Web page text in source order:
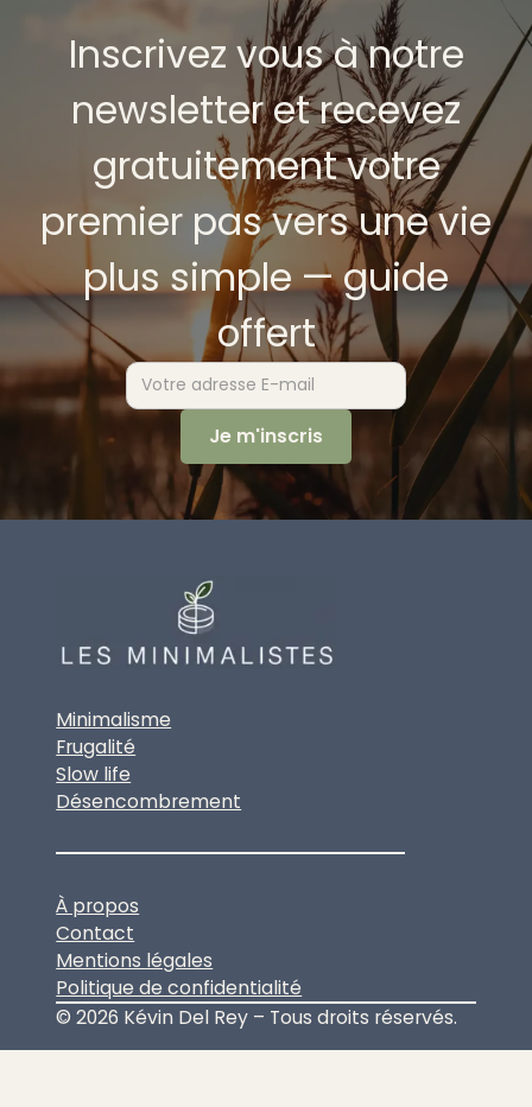
Inscrivez vous à notre
newsletter et recevez
gratuitement votre
premier pas vers une vie
plus simple — guide
offert
Minimalisme
Frugalité
Slow life
Désencombrement
À propos
Contact
Mentions légales
Politique de confidentialité
© 2026 Kévin Del Rey – Tous droits réservés.